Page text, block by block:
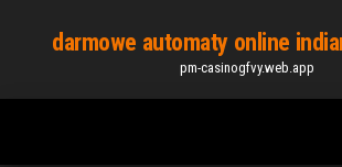
content
darmowe automaty online
pm-casinogfvy.web.app